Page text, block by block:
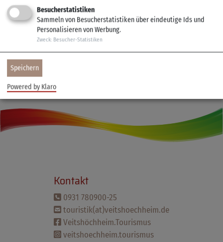
Alle Termine
Beginn: 14:00 Uhr Ende: 15:30 Uhr
24.10.2026
Kontakt
0931 780900-25
touristik(at)veitshoechheim.de
Veitshöchheim.Tourismus
veitshoechheim.tourismus
Besucherstatistiken
Sammeln von Besucherstatistiken über eindeutige Ids und
Personalisieren von Werbung.
Zweck: Besucher-Statistiken
Speichern
Powered by Klaro